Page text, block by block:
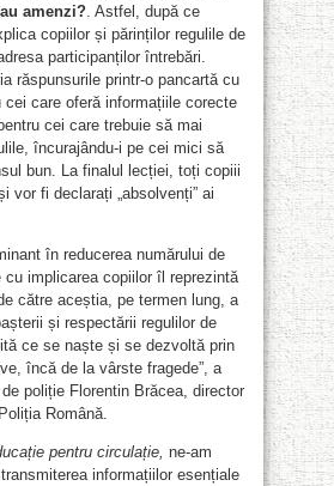
amenzi? . Astfel, după ce
copiilor și părinților regulile de
participanților întrebări.
răspunsurile printr-o pancartă cu
cei care oferă informațiile corecte
cei care trebuie să mai
încurajându-i pe cei mici să
bun. La finalul lecției, toți copiii
vor fi declarați „absolvenți” ai
în reducerea numărului de
cu implicarea copiilor îl reprezintă
către aceștia, pe termen lung, a
și respectării regulilor de
ce se naște și se dezvoltă prin
încă de la vârste fragede”, a
poliție Florentin Brăcea, director
Română.
pentru circulație, ne-am
informațiilor esențiale